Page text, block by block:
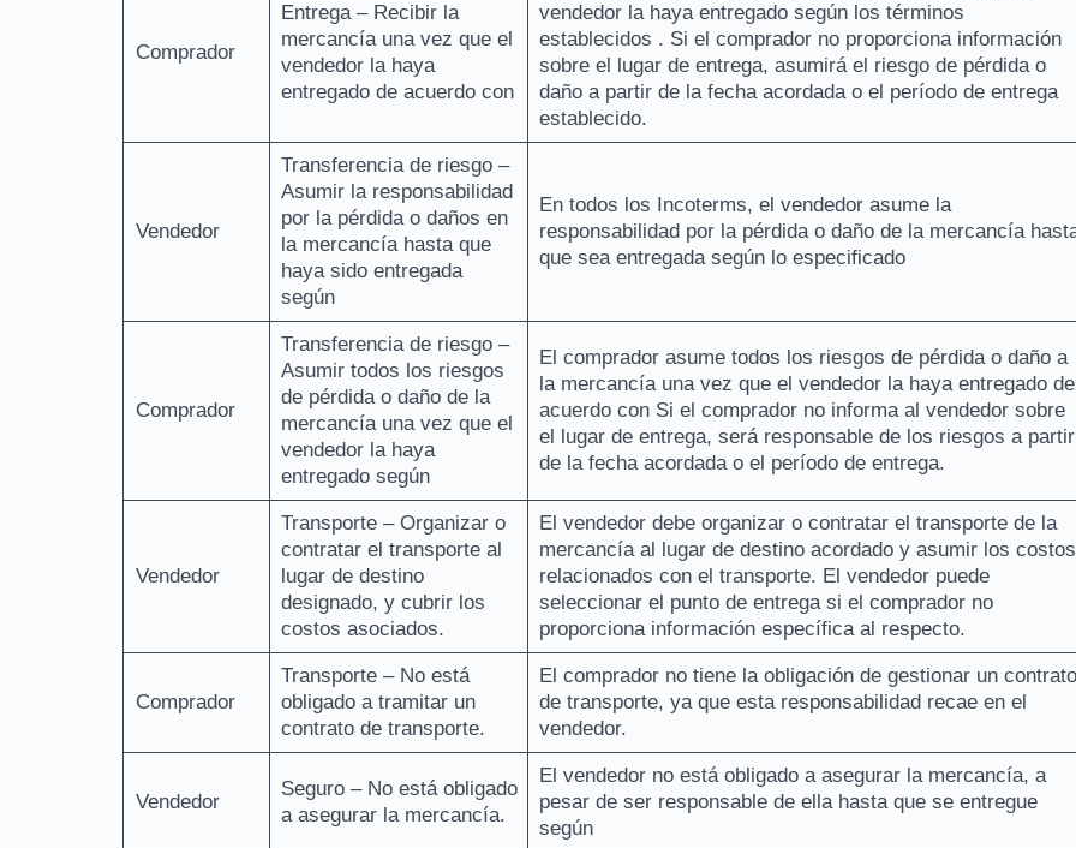
Comprador
Entrega – Recibir la
mercancía una vez que el
vendedor la haya
entregado de acuerdo con
vendedor la haya entregado según los términos
establecidos . Si el comprador no proporciona información
sobre el lugar de entrega, asumirá el riesgo de pérdida o
daño a partir de la fecha acordada o el período de entrega
establecido.
Vendedor
Transferencia de riesgo –
Asumir la responsabilidad
por la pérdida o daños en
la mercancía hasta que
haya sido entregada
según
En todos los Incoterms, el vendedor asume la
responsabilidad por la pérdida o daño de la mercancía
que sea entregada según lo especificado
Comprador
Transferencia de riesgo –
Asumir todos los riesgos
de pérdida o daño de la
mercancía una vez que el
vendedor la haya
entregado según
El comprador asume todos los riesgos de pérdida o daño a
la mercancía una vez que el vendedor la haya entregado de
acuerdo con Si el comprador no informa al vendedor sobre
el lugar de entrega, será responsable de los riesgos a partir
de la fecha acordada o el período de entrega.
Vendedor
Transporte – Organizar o
contratar el transporte al
lugar de destino
designado, y cubrir los
costos asociados.
El vendedor debe organizar o contratar el transporte de la
mercancía al lugar de destino acordado y asumir los costos
relacionados con el transporte. El vendedor puede
seleccionar el punto de entrega si el comprador no
proporciona información específica al respecto.
Comprador
Transporte – No está
obligado a tramitar un
contrato de transporte.
El comprador no tiene la obligación de gestionar un contrato
de transporte, ya que esta responsabilidad recae en el
vendedor.
Vendedor
Seguro – No está obligado
a asegurar la mercancía.
El vendedor no está obligado a asegurar la mercancía, a
pesar de ser responsable de ella hasta que se entregue
según